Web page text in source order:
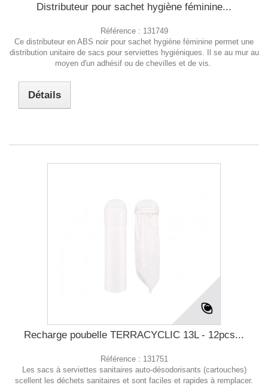
Distributeur pour sachet hygiène féminine...
Référence : 131749
Ce distributeur en ABS noir pour sachet hygiène féminine permet une
distribution unitaire de sacs pour serviettes hygiéniques. Il se au mur au
moyen d'un adhésif ou de chevilles et de vis.
Détails
Recharge poubelle TERRACYCLIC 13L - 12pcs...
Référence : 131751
Les sacs à serviettes sanitaires auto-désodorisants (cartouches)
scellent les déchets sanitaires et sont faciles et rapides à remplacer.